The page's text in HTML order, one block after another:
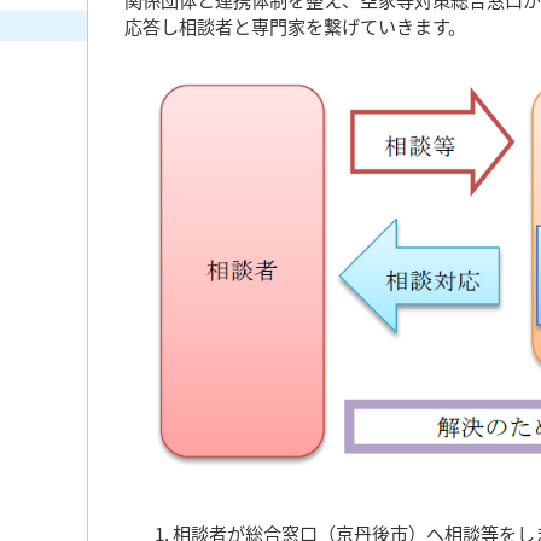
応答し相談者と専門家を繋げていきます。
相談者が総合窓口（京丹後市）へ相談等をし